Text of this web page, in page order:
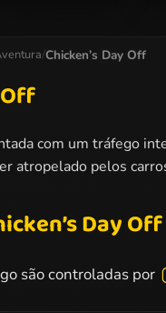
/Chicken’s Day Off
com um tráfego
atropelado pelos
Day Off
são controladas por